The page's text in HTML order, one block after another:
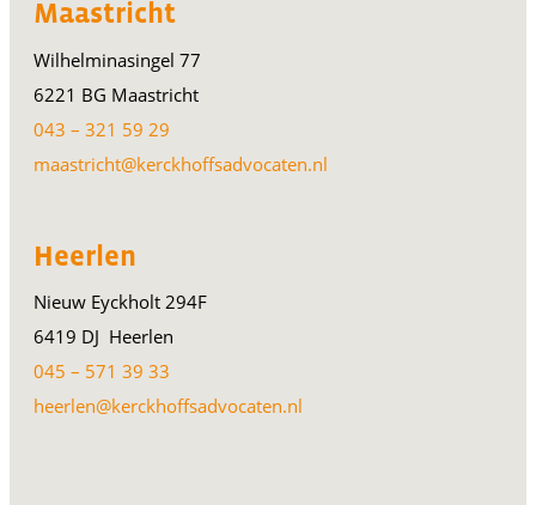
Maastricht
Wilhelminasingel 77
6221 BG Maastricht
043 – 321 59 29
maastricht@kerckhoffsadvocaten.nl
Heerlen
Nieuw Eyckholt 294F
6419 DJ Heerlen
045 – 571 39 33
heerlen@kerckhoffsadvocaten.nl